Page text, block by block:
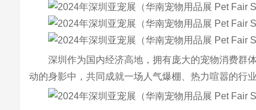
深圳作为国内经济高地，拥有庞大的宠物消费群
动的身影中，共同成就一场人气爆棚、热力喧嚣的行业